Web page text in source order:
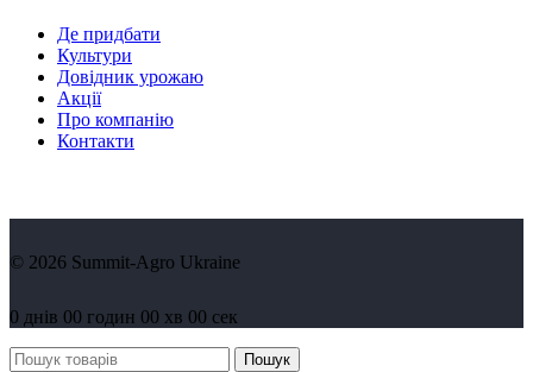
Де придбати
Культури
Довідник урожаю
Акції
Про компанію
Контакти
© 2026 Summit-Agro Ukraine
0 днів 00 годин 00 хв 00 сек
Пошук